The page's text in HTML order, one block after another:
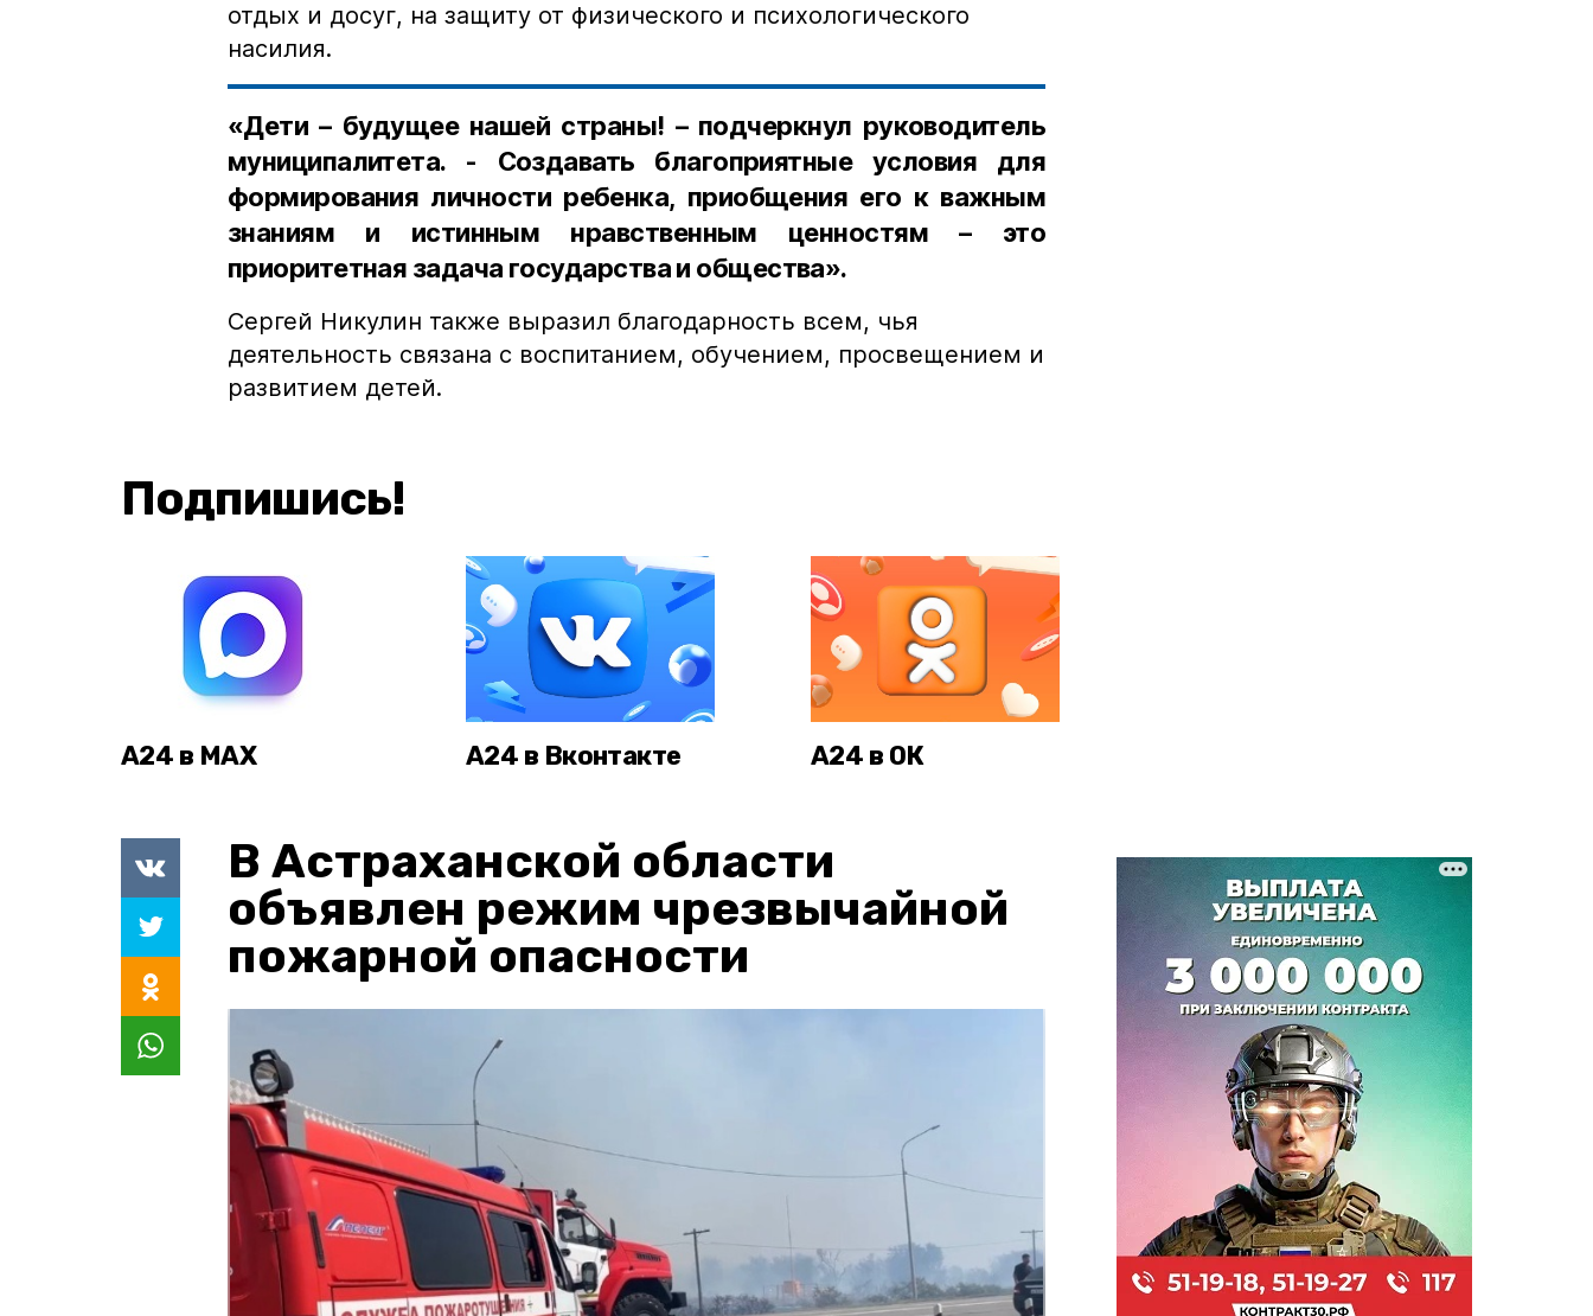
отдых и досуг, на защиту от физического и психологического
насилия.
«Дети – будущее нашей страны! – подчеркнул руководитель
муниципалитета. - Создавать благоприятные условия для
формирования личности ребенка, приобщения его к важным
знаниям и истинным нравственным ценностям – это
приоритетная задача государства и общества».
Сергей Никулин также выразил благодарность всем, чья
деятельность связана с воспитанием, обучением, просвещением и
развитием детей.
Подпишись!
А24 в MAX А24 в Вконтакте А24 в ОК
В Астраханской области
объявлен режим чрезвычайной
пожарной опасности